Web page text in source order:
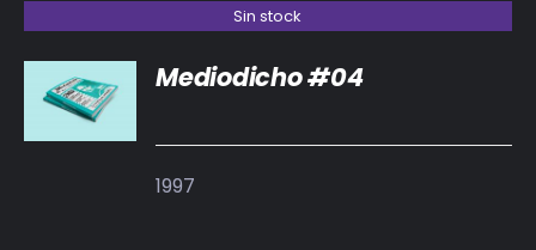
Sin stock
DETALLES
Mediodicho #04
1997